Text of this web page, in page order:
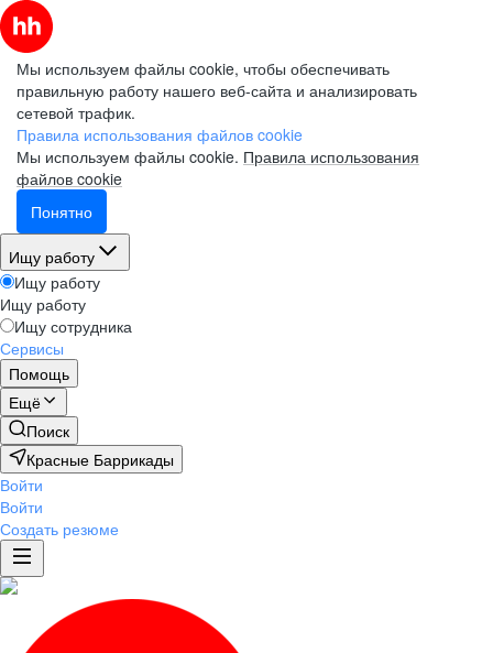
Мы используем файлы cookie, чтобы обеспечивать
правильную работу нашего веб-сайта и анализировать
сетевой трафик.
Правила использования файлов cookie
Мы используем файлы cookie. Правила использования
файлов cookie
Понятно
Ищу работу
Ищу работу
Ищу работу
Ищу сотрудника
Сервисы
Помощь
Ещё
Поиск
Красные Баррикады
Войти
Войти
Создать резюме